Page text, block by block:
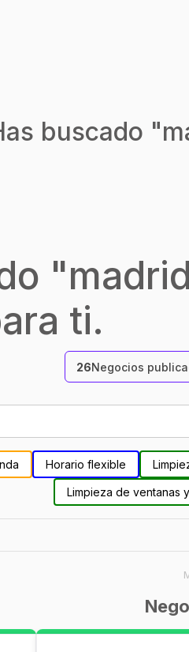
buscado "
"
ti.
26Negocios
Horario flexible
Limpieza de ventanas